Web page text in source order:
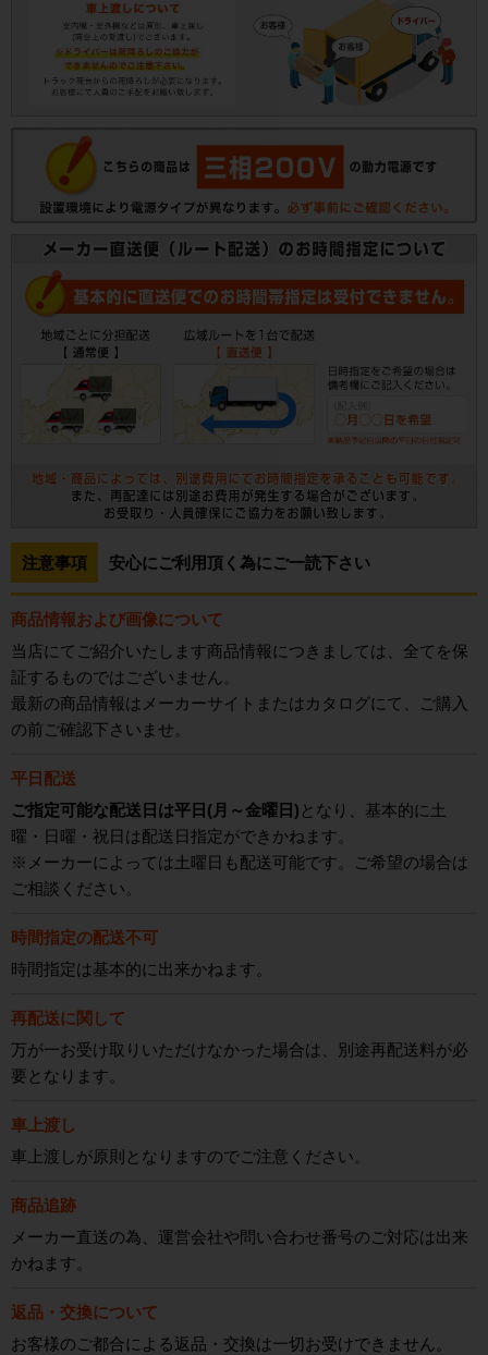
注意事項 安心にご利用頂く為にご一読下さい
商品情報および画像について
当店にてご紹介いたします商品情報につきましては、全てを保
証するものではございません。
最新の商品情報はメーカーサイトまたはカタログにて、ご購入
の前ご確認下さいませ。
平日配送
ご指定可能な配送日は平日(月～金曜日) となり、基本的に土
曜・日曜・祝日は配送日指定ができかねます。
※メーカーによっては土曜日も配送可能です。ご希望の場合は
ご相談ください。
時間指定の配送不可
時間指定は基本的に出来かねます。
再配送に関して
万が一お受け取りいただけなかった場合は、別途再配送料が必
要となります。
車上渡し
車上渡しが原則となりますのでご注意ください。
商品追跡
メーカー直送の為、運営会社や問い合わせ番号のご対応は出来
かねます。
返品・交換について
お客様のご都合による返品・交換は一切お受けできません。